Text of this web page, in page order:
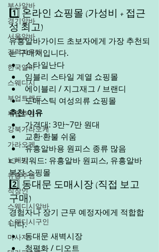
부산알바
경기알바
서울알바
경력자우대
한국알바
스웨디시
부업트렌드
부업추천
강북가라오케
가라오케
노래방
유흥주점
직장인
스웨디시알바
스웨디시구인
마사지
1️⃣ 온라인 쇼핑몰 (가성비 + 접근
성 최고)
유흥알바가이드 초보자에게 가장 추천되
는 구매처입니다.
스타일난다
임블리 스타일 계열 쇼핑몰
에이블리 / 지그재그 / 브랜디
도매스틱 여성의류 쇼핑몰
추천 이유
가격대: 3만~7만 원대
교환·환불 쉬움
유흥알바용 원피스 종류 많음
👉 키워드: 유흥알바 원피스, 유흥알바
복장 쇼핑몰
2️⃣ 동대문 도매시장 (직접 보고
구매)
경험자나 장기 근무 예정자에게 적합합
니다.
동대문 새벽시장
청평화 / 디오트